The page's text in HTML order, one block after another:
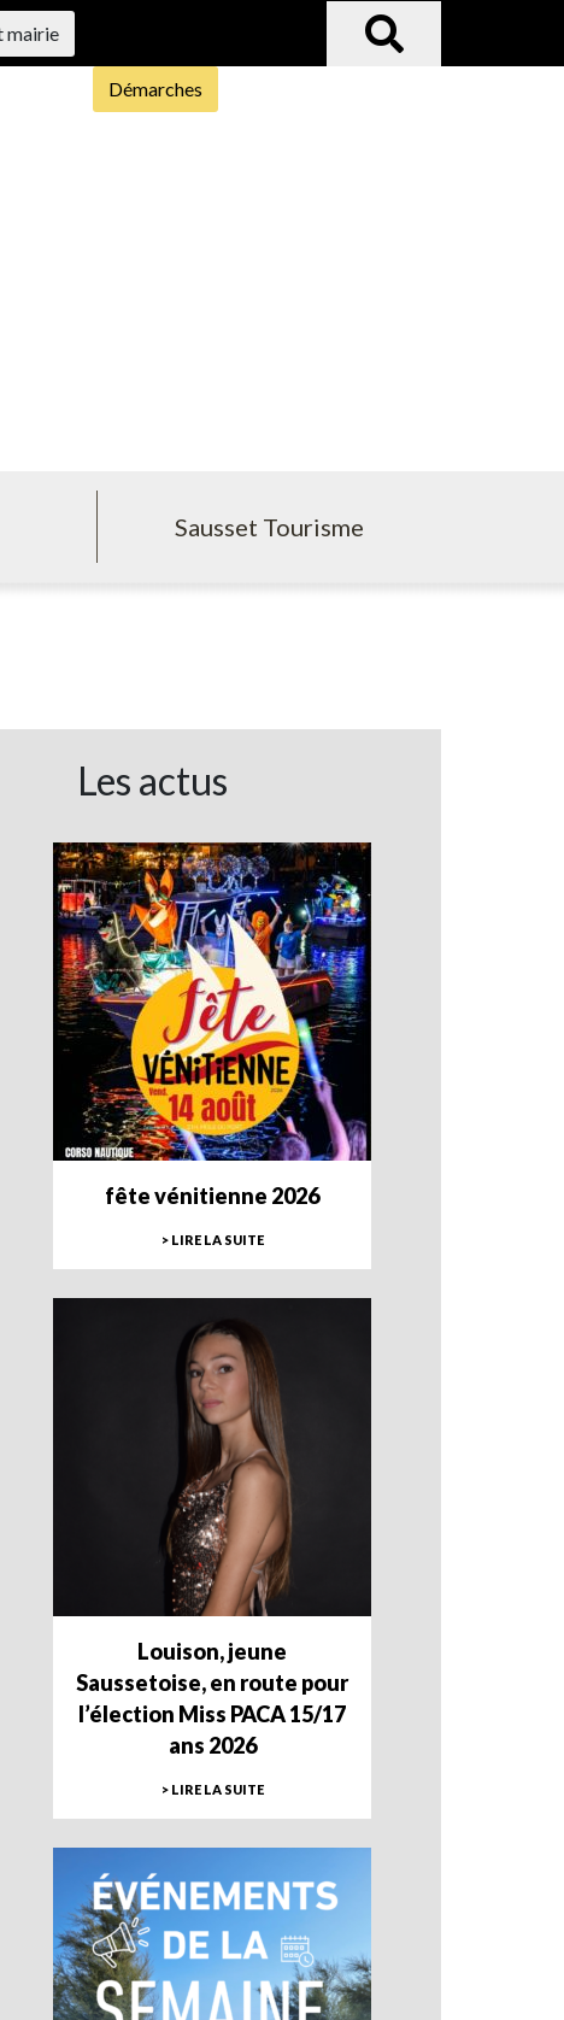
mairie
Démarches
Sausset Tourisme
Les actus
fête vénitienne 2026
> LIRE LA SUITE
Louison, jeune
Saussetoise, en route pour
l’élection Miss PACA 15/17
ans 2026
> LIRE LA SUITE